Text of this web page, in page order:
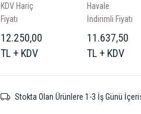
KDV Hariç
Fiyatı
12.250,00
TL + KDV
Havale
İndirimli Fiyatı
11.637,50
TL + KDV
Stokta Olan Ürünlere 1-3 İş Günü